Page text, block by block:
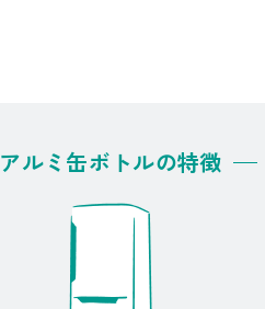
アルミ缶ボトルの特徴